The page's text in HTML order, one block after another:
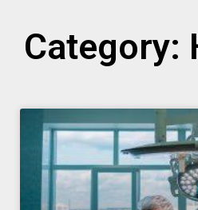
Category: